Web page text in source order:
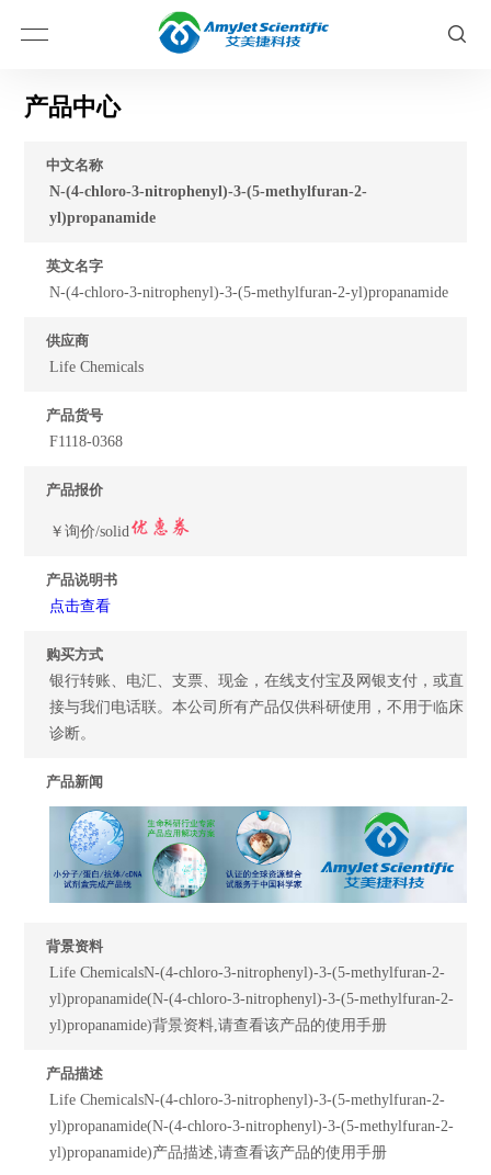
产品中心
中文名称
N-(4-chloro-3-nitrophenyl)-3-(5-methylfuran-2-
yl)propanamide
英文名字
N-(4-chloro-3-nitrophenyl)-3-(5-methylfuran-2-yl)propanamide
供应商
Life Chemicals
产品货号
F1118-0368
产品报价
￥询价/solid
产品说明书
点击查看
购买方式
银行转账、电汇、支票、现金，在线支付宝及网银支付，或直
接与我们电话联。本公司所有产品仅供科研使用，不用于临床
诊断。
产品新闻
背景资料
Life ChemicalsN-(4-chloro-3-nitrophenyl)-3-(5-methylfuran-2-
yl)propanamide(N-(4-chloro-3-nitrophenyl)-3-(5-methylfuran-2-
yl)propanamide)背景资料,请查看该产品的使用手册
产品描述
Life ChemicalsN-(4-chloro-3-nitrophenyl)-3-(5-methylfuran-2-
yl)propanamide(N-(4-chloro-3-nitrophenyl)-3-(5-methylfuran-2-
yl)propanamide)产品描述,请查看该产品的使用手册